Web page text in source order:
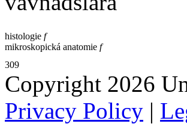
histologie f
mikroskopická anatomie f
309
Copyright 2026
Privacy Policy |